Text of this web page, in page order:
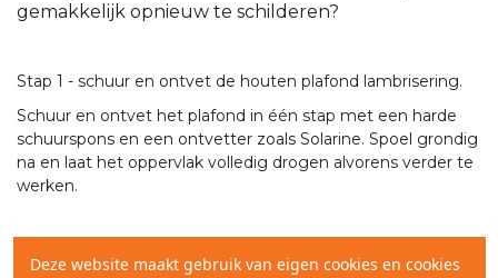
gemakkelijk opnieuw te schilderen?
Stap 1 - schuur en ontvet de houten plafond lambrisering.
Schuur en ontvet het plafond in één stap met een harde
schuurspons en een ontvetter zoals Solarine. Spoel grondig
na en laat het oppervlak volledig drogen alvorens verder te
werken.
Deze website maakt gebruik van eigen cookies en cookies